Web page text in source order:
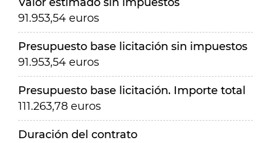
91.953,54 euros
Presupuesto base licitación sin impuestos
91.953,54 euros
Presupuesto base licitación. Importe total
111.263,78 euros
Duración del contrato